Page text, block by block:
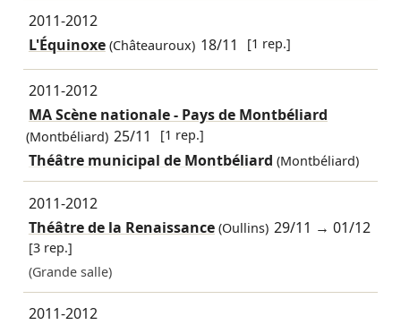
2011-2012
L'Équinoxe(Châteauroux) 18/11 [1 rep.]
2011-2012
MA Scène nationale - Pays de Montbéliard
(Montbéliard) 25/11 [1 rep.]
Théâtre municipal de Montbéliard (Montbéliard)
2011-2012
Théâtre de la Renaissance(Oullins) 29/11 →01/12
[3 rep.]
(Grande salle)
2011-2012